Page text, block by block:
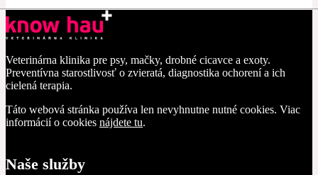
Veterinárna klinika pre psy, mačky, drobné cicavce a exoty.
Preventívna starostlivosť o zvieratá, diagnostika ochorení a ich
cielená terapia.
Táto webová stránka používa len nevyhnutne nutné cookies. Viac
informácií o cookies nájdete tu.
Naše služby